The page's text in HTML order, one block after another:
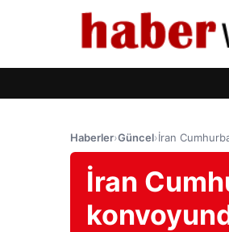
Haberler›Güncel›İran
İran